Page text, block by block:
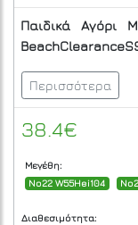
Παιδικά Αγόρι
Περισσότερα
38.4€
Μεγέθη:
No22 W55Hei104
Διαθεσιμότητα: